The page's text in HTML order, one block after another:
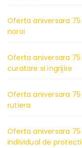
Oferta aniversara
noroi
Oferta aniversara
curatare si ingrijire
Oferta aniversara
rutiera
Oferta aniversara
individual de